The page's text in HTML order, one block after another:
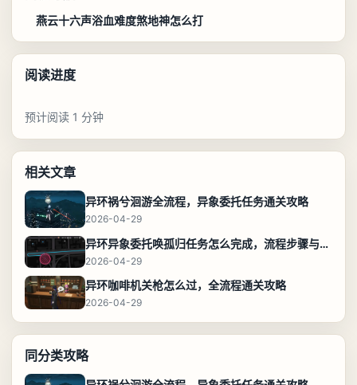
燕云十六声浴血难度煞地神怎么打
阅读进度
预计阅读 1 分钟
相关文章
异环祸兮洄游全流程，异象委托任务通关攻略
2026-04-29
异环异象委托唤孤归任务怎么完成，流程步骤与位置攻略
2026-04-29
异环咖啡机关枪怎么过，全流程通关攻略
2026-04-29
同分类攻略